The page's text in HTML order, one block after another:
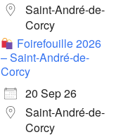
Saint-André-de-
Corcy
Foirefouille 2026
– Saint-André-de-
Corcy
20 Sep 26
Saint-André-de-
Corcy